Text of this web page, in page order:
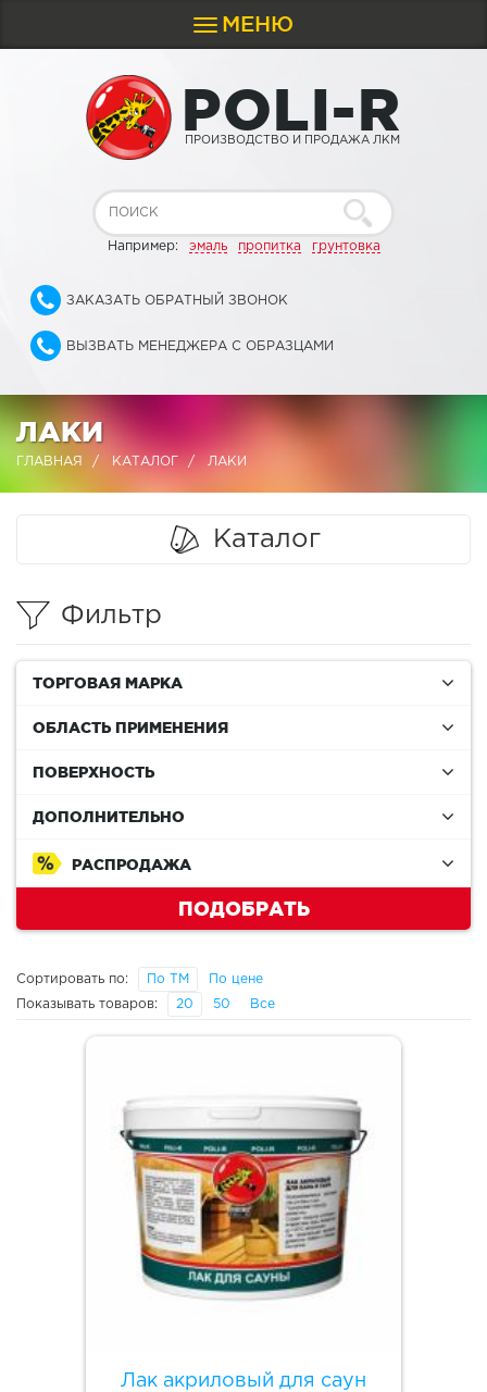
Toggle
navigation
МЕНЮ
POLI-R
ПРОИЗВОДСТВО И ПРОДАЖА ЛКМ
Например: эмаль пропитка грунтовка
ЗАКАЗАТЬ ОБРАТНЫЙ ЗВОНОК
ВЫЗВАТЬ МЕНЕДЖЕРА С ОБРАЗЦАМИ
ЛАКИ
ГЛАВНАЯ КАТАЛОГ ЛАКИ
Каталог
Фильтр
ТОРГОВАЯ МАРКА
ОБЛАСТЬ ПРИМЕНЕНИЯ
ПОВЕРХНОСТЬ
ДОПОЛНИТЕЛЬНО
РАСПРОДАЖА
ПОДОБРАТЬ
Сортировать по: По ТМ По цене
Показывать товаров: 20 50 Все
Лак акриловый для саун